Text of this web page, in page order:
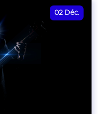
02 Déc.